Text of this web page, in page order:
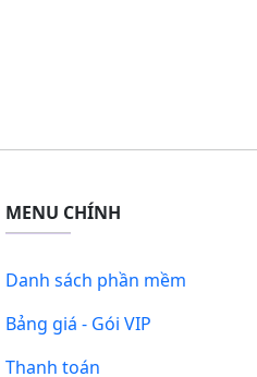
MENU CHÍNH
Danh sách phần mềm
Bảng giá - Gói VIP
Thanh toán